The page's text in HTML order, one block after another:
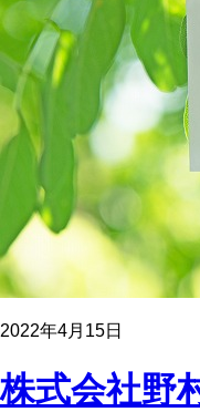
2022年4月15日
株式会社野